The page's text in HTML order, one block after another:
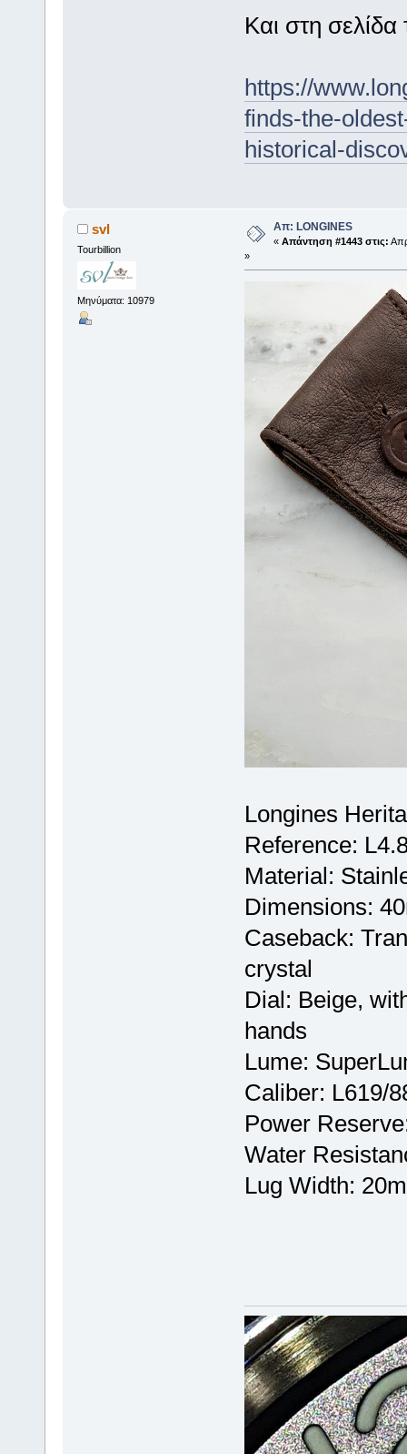
Και στη
https://
finds-the-
historical-
svl
Tourbillion
Μηνύματα: 10979
Απ: LONGINES
« Απάντηση #1443 στις:
»
Longines
Reference:
Material:
Dimensions:
Caseback:
crystal
Dial: Beige,
hands
Lume:
Caliber: L619/
Power
Water
Lug Width: